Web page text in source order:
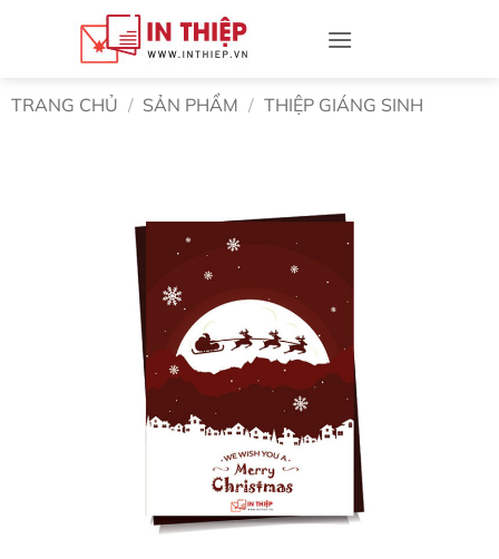
dung
TRANG CHỦ / SẢN PHẨM / THIỆP GIÁNG SINH